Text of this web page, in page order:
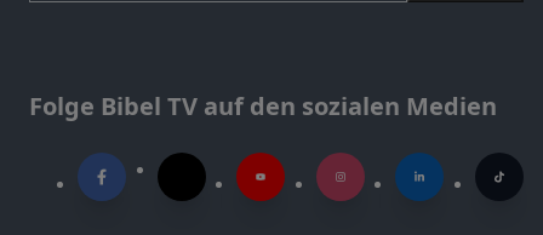
Folge Bibel TV auf den sozialen Medien